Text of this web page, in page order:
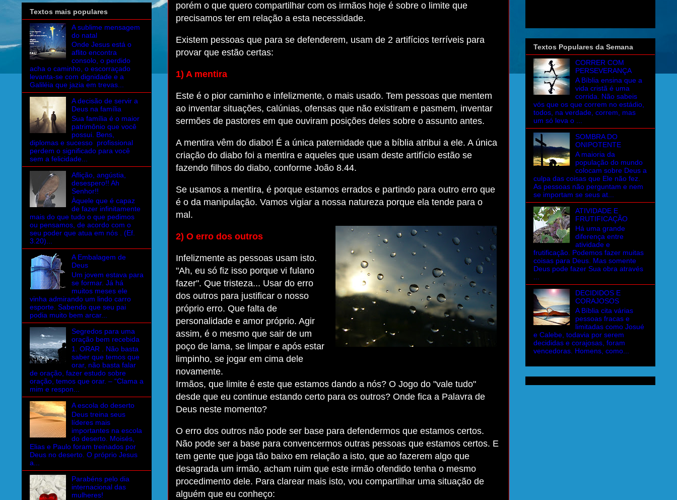
porém o que quero compartilhar com os irmãos hoje é sobre o limite que
precisamos ter em relação a esta necessidade.
Existem pessoas que para se defenderem, usam de 2 artifícios terríveis para
provar que estão certas:
1) A mentira
Este é o pior caminho e infelizmente, o mais usado. Tem pessoas que mentem
ao inventar situações, calúnias, ofensas que não existiram e pasmem, inventar
sermões de pastores em que ouviram posições deles sobre o assunto antes.
A mentira vêm do diabo! É a única paternidade que a bíblia atribui a ele. A única
criação do diabo foi a mentira e aqueles que usam deste artifício estão se
fazendo filhos do diabo, conforme João 8.44.
Se usamos a mentira, é porque estamos errados e partindo para outro erro que
é o da manipulação. Vamos vigiar a nossa natureza porque ela tende para o
mal.
2) O erro dos outros
Infelizmente as pessoas usam isto.
"Ah, eu só fiz isso porque vi fulano
fazer". Que tristeza... Usar do erro
dos outros para justificar o nosso
próprio erro. Que falta de
personalidade e amor próprio. Agir
assim, é o mesmo que sair de um
poço de lama, se limpar e após estar
limpinho, se jogar em cima dele
novamente.
Irmãos, que limite é este que estamos dando a nós? O Jogo do "vale tudo"
desde que eu continue estando certo para os outros? Onde fica a Palavra de
Deus neste momento?
O erro dos outros não pode ser base para defendermos que estamos certos.
Não pode ser a base para convencermos outras pessoas que estamos certos. E
tem gente que joga tão baixo em relação a isto, que ao fazerem algo que
desagrada um irmão, acham ruim que este irmão ofendido tenha o mesmo
procedimento dele. Para clarear mais isto, vou compartilhar uma situação de
alguém que eu conheço:
Textos mais populares
A sublime mensagem
do natal
Onde Jesus está o
aflito encontra
consolo, o perdido
acha o caminho, o escorraçado
levanta-se com dignidade e a
Galiléia que jazia em trevas...
A decisão de servir a
Deus na família
Sua família é o maior
patrimônio que você
possui. Bens,
diplomas e sucesso profissional
perdem o significado para você
sem a felicidade...
Aflição, angústia,
desespero!! Ah
Senhor!!
Àquele que é capaz
de fazer infinitamente
mais do que tudo o que pedimos
ou pensamos, de acordo com o
seu poder que atua em nós . (Ef.
3.20)...
A Embalagem de
Deus
Um jovem estava para
se formar. Já há
muitos meses ele
vinha admirando um lindo carro
esporte. Sabendo que seu pai
podia muito bem arcar...
Segredos para uma
oração bem recebida
1. ORAR . Não basta
saber que temos que
orar, não basta falar
de oração, fazer estudo sobre
oração, temos que orar. – “Clama a
mim e respon...
A escola do deserto
Deus treina seus
líderes mais
importantes na escola
do deserto. Moisés,
Elias e Paulo foram treinados por
Deus no deserto. O próprio Jesus
a...
Parabéns pelo dia
internacional das
mulheres!
Textos Populares da Semana
CORRER COM
PERSEVERANÇA
A Bíblia ensina que a
vida cristã é uma
corrida. Não sabeis
vós que os que correm no estádio,
todos, na verdade, correm, mas
um só leva o ...
SOMBRA DO
ONIPOTENTE
A maioria da
população do mundo
colocam sobre Deus a
culpa das coisas que Ele não fez.
As pessoas não perguntam e nem
se importam se seus at...
ATIVIDADE E
FRUTIFICAÇÃO
Há uma grande
diferença entre
atividade e
frutificação. Podemos fazer muitas
coisas para Deus. Mas somente
Deus pode fazer Sua obra através
DECIDIDOS E
CORAJOSOS
A Bíblia cita várias
pessoas fracas e
limitadas como Josué
e Calebe, todavia por serem
decididas e corajosas, foram
vencedoras. Homens, como...